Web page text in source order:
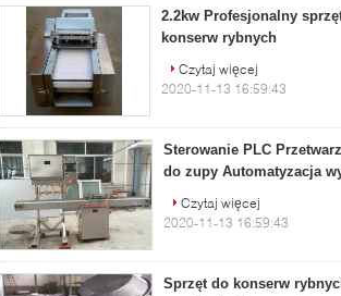
2.2kw Profesjonalny
konserw rybnych
Czytaj więcej
2020-11-13 16:59:43
Sterowanie PLC
do zupy Automatyzacja
Czytaj więcej
2020-11-13 16:59:43
Sprzęt do konserw